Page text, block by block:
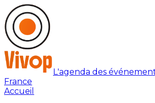
L'agenda des
France
Accueil